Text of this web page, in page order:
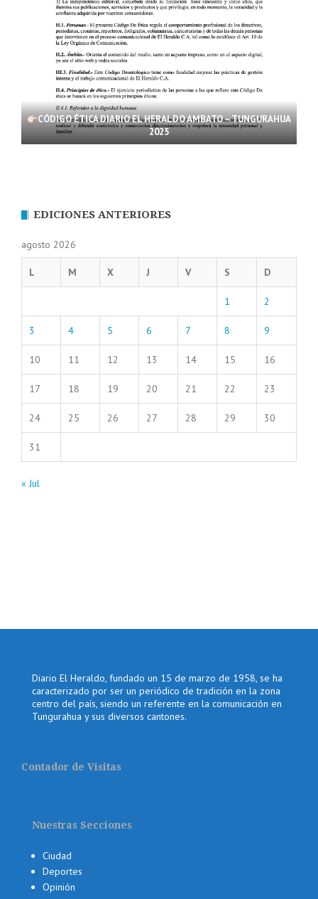
CÓDIGO ÉTICA DIARIO EL HERALDO AMBATO – TUNGURAHUA
2025
EDICIONES ANTERIORES
agosto 2026
L M X J V S D
1 2
3 4 5 6 7 8 9
10 11 12 13 14 15 16
17 18 19 20 21 22 23
24 25 26 27 28 29 30
31
« Jul
Diario El Heraldo, fundado un 15 de marzo de 1958, se ha
caracterizado por ser un periódico de tradición en la zona
centro del país, siendo un referente en la comunicación en
Tungurahua y sus diversos cantones.
Contador de Visitas
Nuestras Secciones
Ciudad
Deportes
Opinión